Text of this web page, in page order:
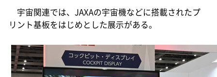
宇宙関連では、JAXAの宇宙機などに搭載されたプ
リント基板をはじめとした展示がある。